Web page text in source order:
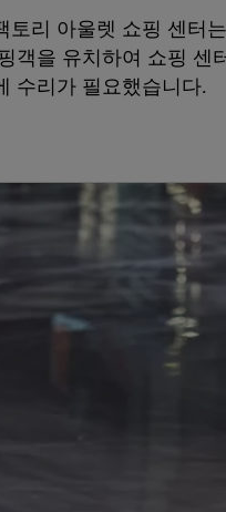
리 아울렛 쇼핑 센터
객을 유치하여 쇼핑
수리가 필요했습니다.